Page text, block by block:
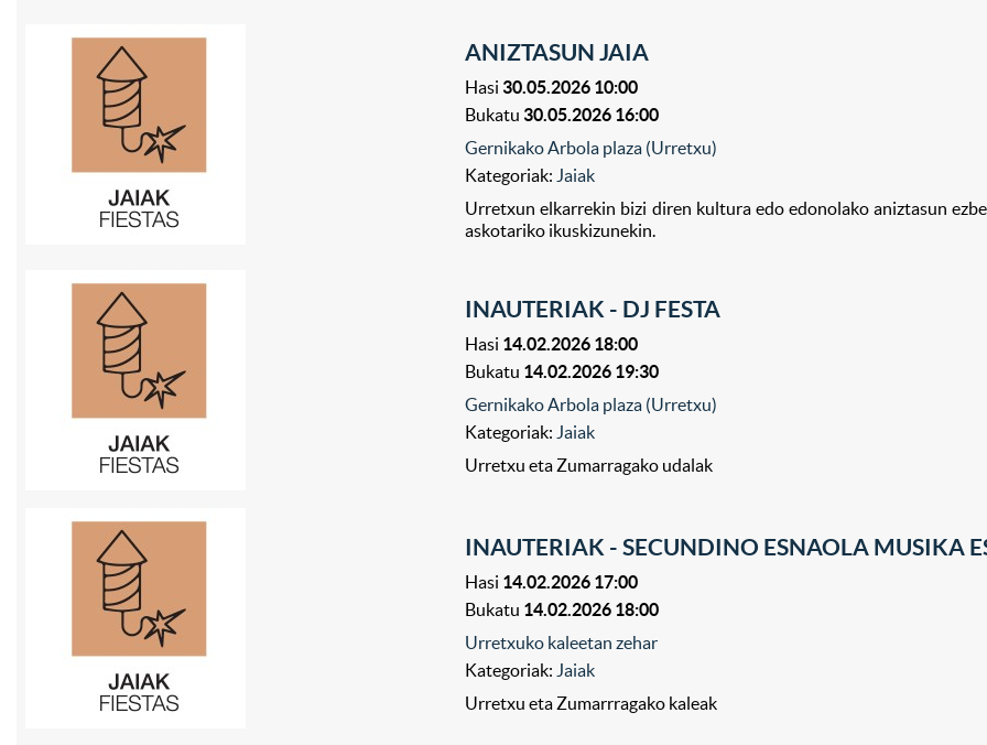
ANIZTASUN JAIA
Hasi 30.05.2026 10:00
Bukatu 30.05.2026 16:00
Gernikako Arbola plaza (Urretxu)
Kategoriak: Jaiak
Urretxun elkarrekin bizi diren kultura edo edonolako aniztasun
askotariko ikuskizunekin.
INAUTERIAK - DJ FESTA
Hasi 14.02.2026 18:00
Bukatu 14.02.2026 19:30
Gernikako Arbola plaza (Urretxu)
Kategoriak: Jaiak
Urretxu eta Zumarragako udalak
INAUTERIAK - SECUNDINO ESNAOLA MUSIKA
Hasi 14.02.2026 17:00
Bukatu 14.02.2026 18:00
Urretxuko kaleetan zehar
Kategoriak: Jaiak
Urretxu eta Zumarrragako kaleak